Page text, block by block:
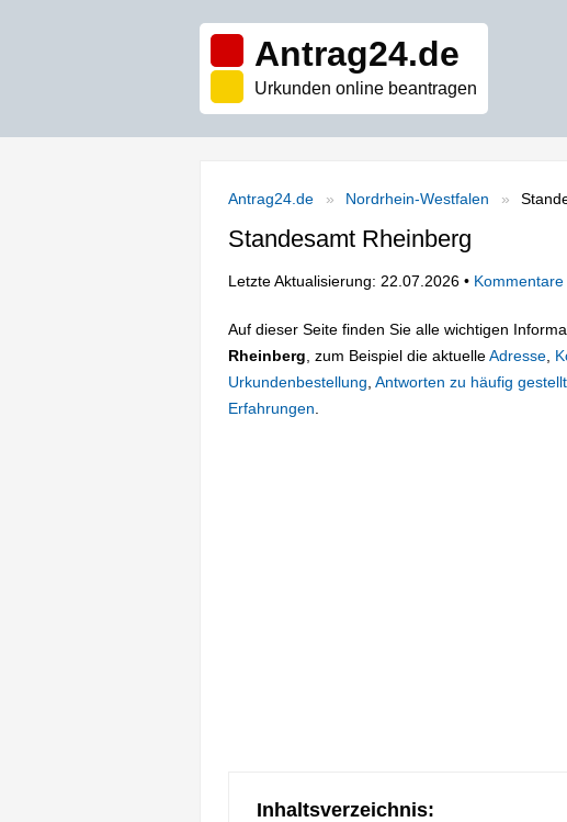
Antrag24.de
Urkunden online beantragen
Antrag24.de Nordrhein-Westfalen
Standesamt Rheinberg
Letzte Aktualisierung: 22.07.2026 •
Auf dieser Seite finden Sie alle wichtigen
Rheinberg , zum Beispiel die aktuelleAdresse
Urkundenbestellung Antworten zu häufig
Erfahrungen
Inhaltsverzeichnis: